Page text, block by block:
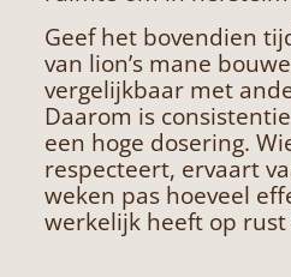
Geef het bovendien
van lion’s mane
vergelijkbaar met
Daarom is
een hoge dosering.
respecteert, ervaart
weken pas hoeveel
werkelijk heeft op rust